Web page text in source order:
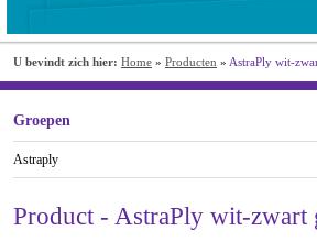
U bevindt zich hier: Home » Producten » AstraPly wit-
Groepen
Astraply
Product - AstraPly wit-zwart